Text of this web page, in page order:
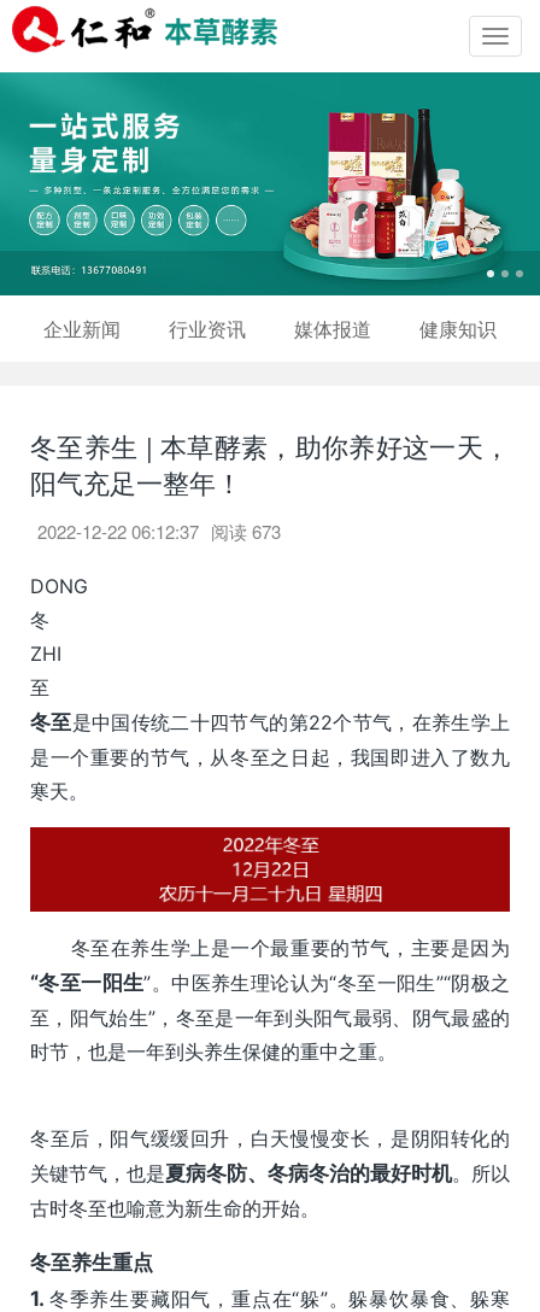
企业新闻 行业资讯 媒体报道 健康知识
冬至养生 | 本草酵素，助你养好这一天，
阳气充足一整年！
2022-12-22 06:12:37 阅读673
DONG
冬
ZHI
至
冬至是中国传统二十四节气的第22个节气，在养生学上
是一个重要的节气，从冬至之日起，我国即进入了数九
寒天。
冬至在养生学上是一个最重要的节气，主要是因为
“冬至一阳生”。中医养生理论认为“冬至一阳生”“阴极之
至，阳气始生”，冬至是一年到头阳气最弱、阴气最盛的
时节，也是一年到头养生保健的重中之重。
冬至后，阳气缓缓回升，白天慢慢变长，是阴阳转化的
关键节气，也是夏病冬防、冬病冬治的最好时机。所以
古时冬至也喻意为新生命的开始。
冬至养生重点
1. 冬季养生要藏阳气，重点在“躲”。躲暴饮暴食、躲寒